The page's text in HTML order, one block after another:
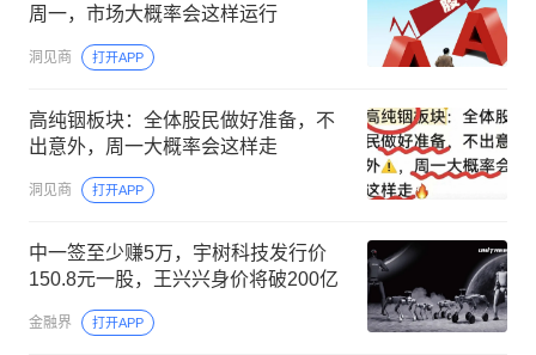
周一，市场大概率会这样运行
洞见商 打开APP
高纯铟板块：全体股民做好准备，不
出意外，周一大概率会这样走
洞见商 打开APP
中一签至少赚5万，宇树科技发行价
150.8元一股，王兴兴身价将破200亿
金融界 打开APP